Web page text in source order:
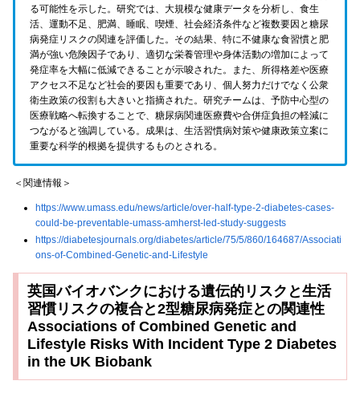
る可能性を示した。研究では、大規模な健康データを分析し、食生
活、運動不足、肥満、睡眠、喫煙、社会経済条件など複数要因と糖尿
病発症リスクの関連を評価した。その結果、特に不健康な食習慣と肥
満が強い危険因子であり、適切な栄養管理や身体活動の増加によって
発症率を大幅に低減できることが示唆された。また、所得格差や医療
アクセス不足など社会的要因も重要であり、個人努力だけでなく公衆
衛生政策の役割も大きいと指摘された。研究チームは、予防中心型の
医療戦略へ転換することで、糖尿病関連医療費や合併症負担の軽減に
つながると強調している。成果は、生活習慣病対策や健康政策立案に
重要な科学的根拠を提供するものとされる。
＜関連情報＞
https://www.umass.edu/news/article/over-half-type-2-diabetes-cases-
could-be-preventable-umass-amherst-led-study-suggests
https://diabetesjournals.org/diabetes/article/75/5/860/164687/Associati
ons-of-Combined-Genetic-and-Lifestyle
英国バイオバンクにおける遺伝的リスクと生活
習慣リスクの複合と2型糖尿病発症との関連性
Associations of Combined Genetic and
Lifestyle Risks With Incident Type 2 Diabetes
in the UK Biobank